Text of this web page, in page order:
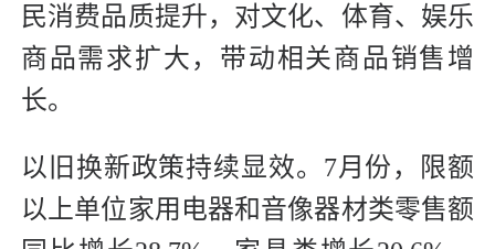
民消费品质提升，对文化、体育、娱乐
商品需求扩大，带动相关商品销售增
长。
以旧换新政策持续显效。7月份，限额
以上单位家用电器和音像器材类零售额